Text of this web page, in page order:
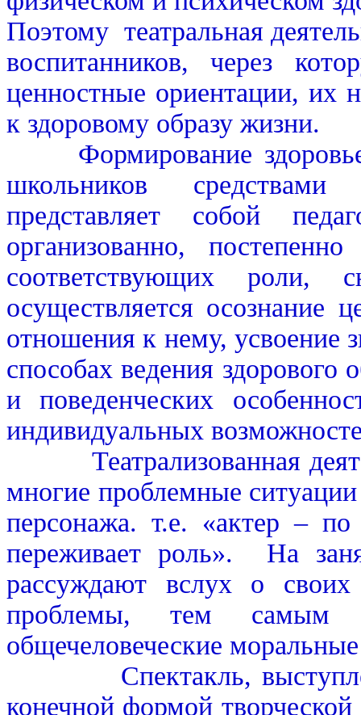
Поэтому театральная
воспитанников, через
ценностные ориентации, их
к здоровому образу жизни.
Формирование
школьников средствами
представляет собой
организованно,
соответствующих роли,
осуществляется осознание
отношения к нему, усвоение
способах ведения
и поведенческих
индивидуальных
Театрализованная
многие проблемные
персонажа. т.е. «актер –
переживает роль». На
рассуждают вслух о своих
проблемы, тем самым
общечеловеческие
Спектакль,
конечной формой